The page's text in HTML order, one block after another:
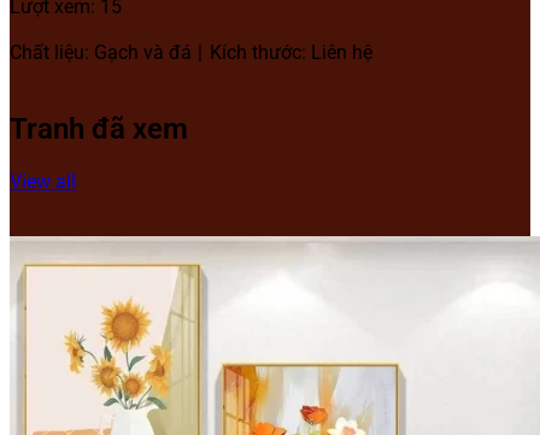
Lượt xem: 15
Chất liệu: Gạch và đá
Kích thước: Liên hệ
Tranh đã xem
View all